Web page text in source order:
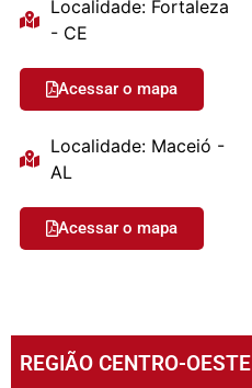
Localidade: Fortaleza
- CE
Acessar o mapa
Localidade: Maceió -
AL
Acessar o mapa
REGIÃO CENTRO-OESTE